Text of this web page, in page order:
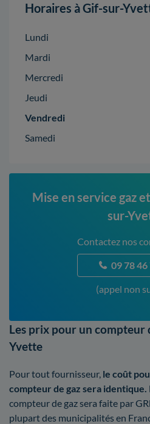
Horaires à Gif-sur-
Lundi
Mardi
Mercredi
Jeudi
Vendredi
Samedi
Mise en service gaz
sur-
Contactez nos
09 78 46
(appel non
Les prix pour un compteur
Yvette
Pour tout fournisseur, le coût
compteur de gaz sera identique.
compteur de gaz sera faite par
plupart des municipalités en